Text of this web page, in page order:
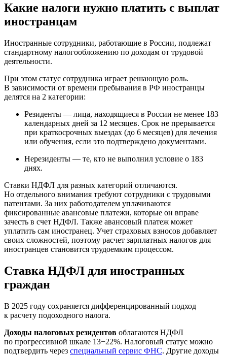
Какие налоги нужно платить с выплат
иностранцам
Иностранные сотрудники, работающие в России, подлежат
стандартному налогообложению по доходам от трудовой
деятельности.
При этом статус сотрудника играет решающую роль.
В зависимости от времени пребывания в РФ иностранцы
делятся на 2 категории:
Резиденты — лица, находящиеся в России не менее 183
календарных дней за 12 месяцев. Срок не прерывается
при краткосрочных выездах (до 6 месяцев) для лечения
или обучения, если это подтверждено документами.
Нерезиденты — те, кто не выполнил условие о 183
днях.
Ставки НДФЛ для разных категорий отличаются.
Но отдельного внимания требуют сотрудники с трудовыми
патентами. За них работодателем уплачиваются
фиксированные авансовые платежи, которые он вправе
зачесть в счет НДФЛ. Также авансовый платеж может
уплатить сам иностранец. Учет страховых взносов добавляет
своих сложностей, поэтому расчет зарплатных налогов для
иностранцев становится трудоемким процессом.
Ставка НДФЛ для иностранных
граждан
В 2025 году сохраняется дифференцированный подход
к расчету подоходного налога.
Доходы налоговых резидентов облагаются НДФЛ
по прогрессивной шкале 13−22%. Налоговый статус можно
подтвердить через специальный сервис ФНС. Другие доходы